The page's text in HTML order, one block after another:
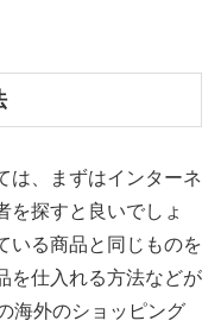
は、まずはインターネ
を探すと良いでしょ
いる商品と同じものを
を仕入れる方法などが
海外のショッピング